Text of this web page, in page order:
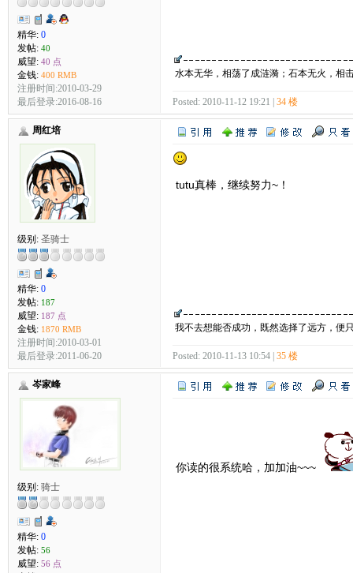
精华: 0
发帖: 40
威望: 40 点
金钱: 400 RMB
注册时间:2010-03-29
最后登录:2016-08-16
水本无华，相荡了成涟漪；石本无火，相
Posted: 2010-11-12 19:21 | 34 楼
周红培
级别: 圣骑士
精华: 0
发帖: 187
威望: 187 点
金钱: 1870 RMB
注册时间:2010-03-01
最后登录:2011-06-20
tutu真棒，继续努力~！
我不去想能否成功，既然选择了远方，便
Posted: 2010-11-13 10:54 | 35 楼
岑家峰
级别: 骑士
精华: 0
发帖: 56
威望: 56 点
你读的很系统哈，加加油~~~